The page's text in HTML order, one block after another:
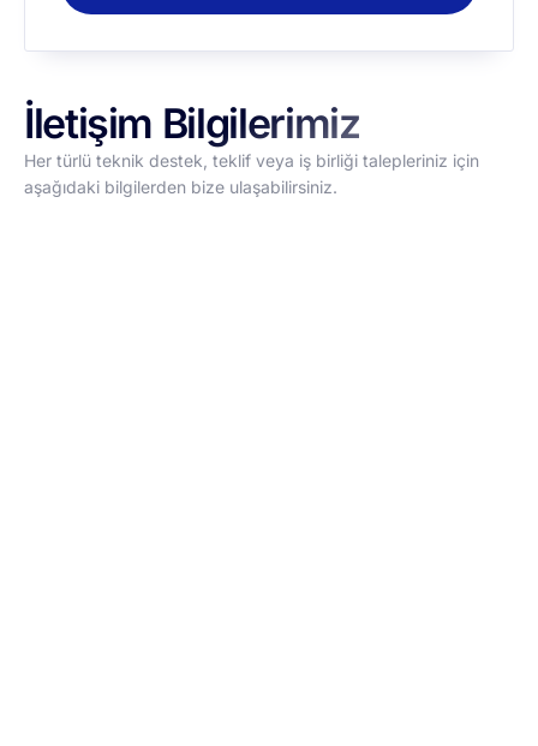
İletişim Bilgilerimiz
Her türlü teknik destek, teklif veya iş birliği talepleriniz için
aşağıdaki bilgilerden bize ulaşabilirsiniz.